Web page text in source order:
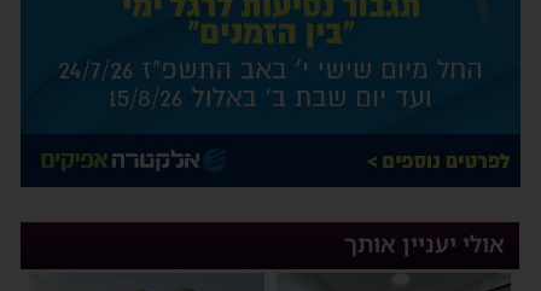
אולי יעניין אותך